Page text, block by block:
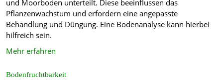
und Moorboden unterteilt. Diese beeinflussen das
Pflanzenwachstum und erfordern eine angepasste
Behandlung und Düngung. Eine Bodenanalyse kann hierbei
hilfreich sein.
Mehr erfahren
Bodenfruchtbarkeit